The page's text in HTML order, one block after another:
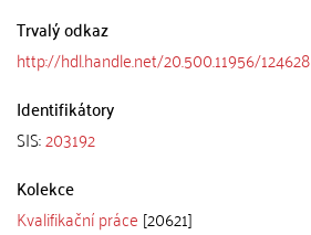
Trvalý odkaz
http://hdl.handle.net/20.500.11956/124628
Identifikátory
SIS:203192
Kolekce
Kvalifikační práce [20621]